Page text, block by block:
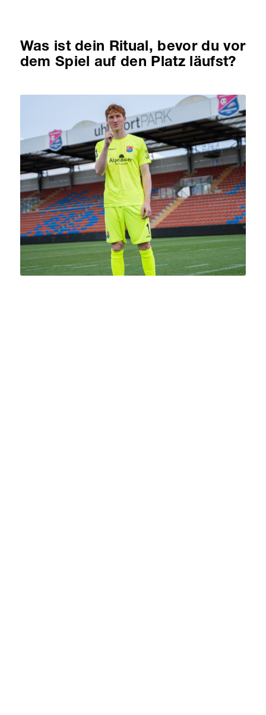
Was ist dein Ritual, bevor du vor
dem Spiel auf den Platz läufst?